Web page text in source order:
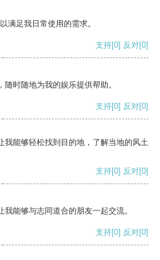
满足我日常使用的需求。
支持[0] 反对[0]
时随地为我的娱乐提供帮助。
支持[0] 反对[0]
我能够轻松找到目的地，了解当地的风土
支持[0] 反对[0]
能够与志同道合的朋友一起交流。
支持[0] 反对[0]